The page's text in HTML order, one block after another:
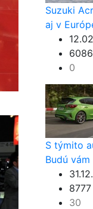
Suzuki
aj v
6086
0
S týmito
Budú
8777
30